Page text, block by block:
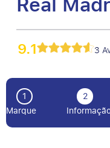
9.1 3
1
Marque
2